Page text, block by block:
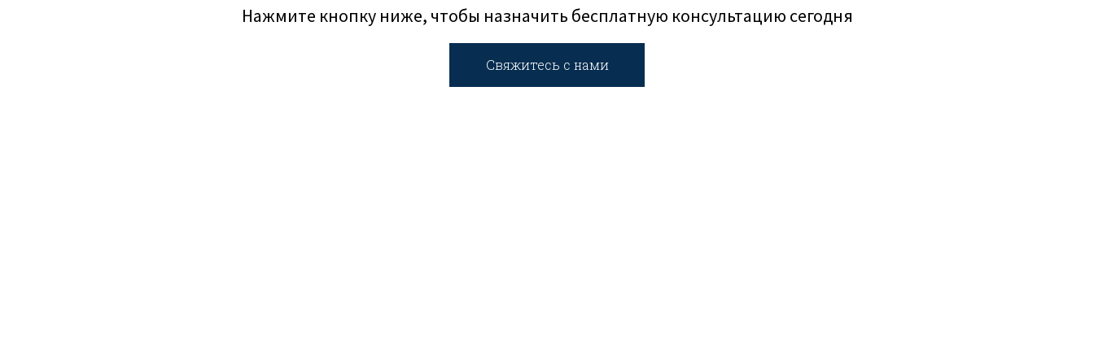
Нажмите кнопку ниже, чтобы назначить бесплатную консультацию сегодня
Свяжитесь с нами